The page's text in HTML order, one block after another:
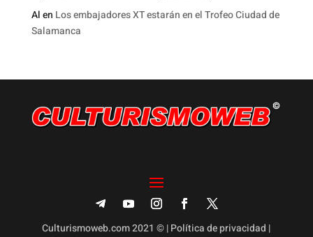
Alen Los embajadores XT estarán en el Trofeo Ciudad de
Salamanca
Culturismoweb.com 2021 © |Política de privacidad |